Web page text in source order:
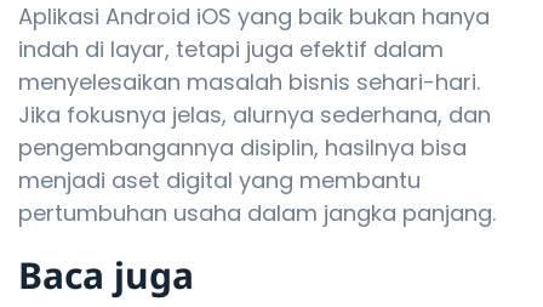
Aplikasi Android iOS yang baik bukan hanya
indah di layar, tetapi juga efektif dalam
menyelesaikan masalah bisnis sehari-hari.
Jika fokusnya jelas, alurnya sederhana, dan
pengembangannya disiplin, hasilnya bisa
menjadi aset digital yang membantu
pertumbuhan usaha dalam jangka panjang.
Baca juga